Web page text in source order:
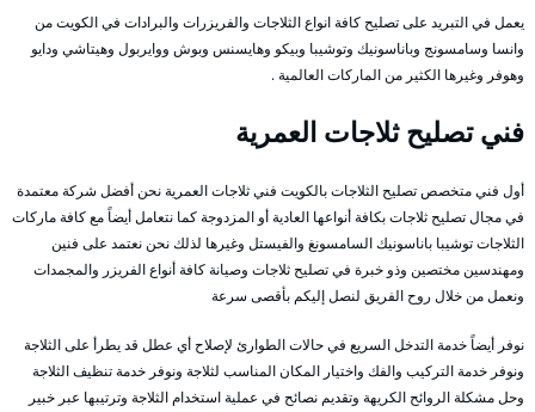
يعمل في التبريد على تصليح كافة انواع الثلاجات والفريزرات والبرادات في الكويت من
وانسا وسامسونج وباناسونيك وتوشيبا وبيكو وهايسنس وبوش ووايربول وهيتاشي ودايو
وهوفر وغيرها الكثير من الماركات العالمية .
فني تصليح ثلاجات العمرية
أول فني متخصص تصليح الثلاجات بالكويت فني ثلاجات العمرية نحن أفضل شركة معتمدة
في مجال تصليح ثلاجات بكافة أنواعها العادية أو المزدوجة كما نتعامل أيضاً مع كافة ماركات
الثلاجات توشيبا باناسونيك السامسونغ والفيستل وغيرها لذلك نحن نعتمد على فنين
ومهندسين مختصين وذو خبرة في تصليح ثلاجات وصيانة كافة أنواع الفريزر والمجمدات
ونعمل من خلال روح الفريق لنصل إليكم بأقصى سرعة
نوفر أيضاً خدمة التدخل السريع في حالات الطوارئ لإصلاح أي عطل قد يطرأ على الثلاجة
ونوفر خدمة التركيب والفك واختيار المكان المناسب لثلاجة ونوفر خدمة تنظيف الثلاجة
وحل مشكلة الروائح الكريهة وتقديم نصائح في عملية استخدام الثلاجة وترتيبها عبر خبير